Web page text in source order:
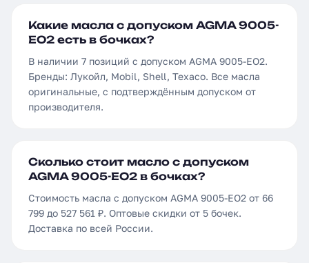
Какие масла с допуском AGMA 9005-
EO2 есть в бочках?
В наличии 7 позиций с допуском AGMA 9005-EO2.
Бренды: Лукойл, Mobil, Shell, Texaco. Все масла
оригинальные, с подтверждённым допуском от
производителя.
Сколько стоит масло с допуском
AGMA 9005-EO2 в бочках?
Стоимость масла с допуском AGMA 9005-EO2 от 66
799 до 527 561 ₽. Оптовые скидки от 5 бочек.
Доставка по всей России.